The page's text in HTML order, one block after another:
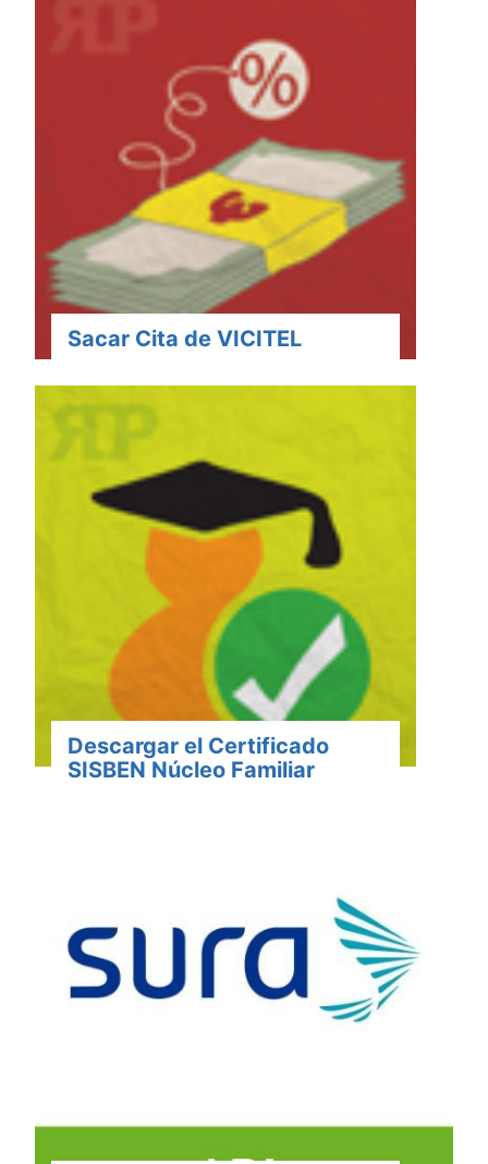
Sacar Cita de VICITEL
Descargar el Certificado
SISBEN Núcleo Familiar